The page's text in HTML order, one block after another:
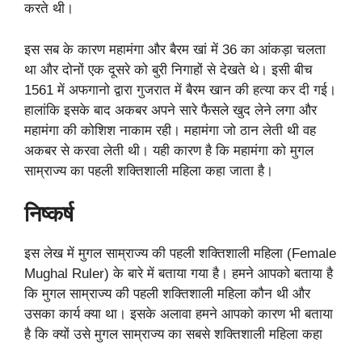
करते थी।
इस सब के कारण महामंगा और बैरम खां में 36 का आंकड़ा चलता
था और दोनों एक दूसरे को बुरी निगाहों से देखते थे। इसी बीच
1561 में अफगानो द्वारा गुजरात में बैरम खान की हत्या कर दी गई।
हालांकि इसके बाद अकबर अपने सारे फैसले खुद लेने लगा और
महामंगा की कोशिश नाकाम रही। महामंगा जो ठान लेती थी वह
अकबर से करवा लेती थी। यही कारण है कि महामंगा को मुगल
साम्राज्य का पहली शक्तिशाली महिला कहा जाता है।
निष्कर्ष
इस लेख में मुगल साम्राज्य की पहली शक्तिशाली महिला (Female
Mughal Ruler) के बारे में बताया गया है। हमने आपको बताया है
कि मुगल साम्राज्य की पहली शक्तिशाली महिला कौन थी और
उसका कार्य क्या था। इसके अलावा हमने आपको कारण भी बताया
है कि क्यों उसे मुगल साम्राज्य का सबसे शक्तिशाली महिला कहा